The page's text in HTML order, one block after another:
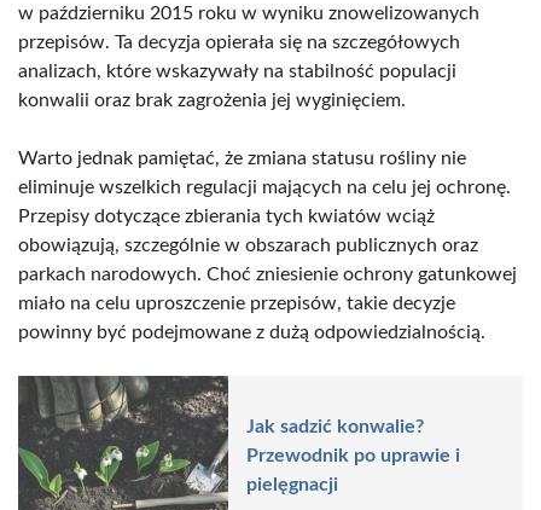
w październiku 2015 roku w wyniku znowelizowanych
przepisów. Ta decyzja opierała się na szczegółowych
analizach, które wskazywały na stabilność populacji
konwalii oraz brak zagrożenia jej wyginięciem.
Warto jednak pamiętać, że zmiana statusu rośliny nie
eliminuje wszelkich regulacji mających na celu jej ochronę.
Przepisy dotyczące zbierania tych kwiatów wciąż
obowiązują, szczególnie w obszarach publicznych oraz
parkach narodowych. Choć zniesienie ochrony gatunkowej
miało na celu uproszczenie przepisów, takie decyzje
powinny być podejmowane z dużą odpowiedzialnością.
Jak sadzić konwalie?
Przewodnik po uprawie i
pielęgnacji